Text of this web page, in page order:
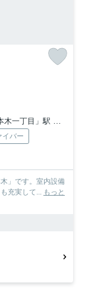
丁目」駅 徒歩3分
イバー
」です。室内設備
充実して... もっと